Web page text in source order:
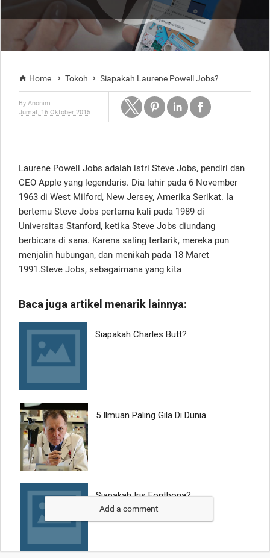
 Home  Tokoh  Siapakah Laurene Powell Jobs?
By Anonim
Jumat, 16 Oktober 2015
Laurene Powell Jobs adalah istri Steve Jobs, pendiri dan
CEO Apple yang legendaris. Dia lahir pada 6 November
1963 di West Milford, New Jersey, Amerika Serikat. Ia
bertemu Steve Jobs pertama kali pada 1989 di
Universitas Stanford, ketika Steve Jobs diundang
berbicara di sana. Karena saling tertarik, mereka pun
menjalin hubungan, dan menikah pada 18 Maret
1991.Steve Jobs, sebagaimana yang kita
Add a comment